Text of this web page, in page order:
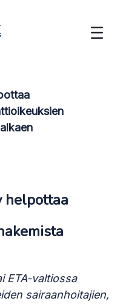
helpottaa
ETA-valtiossa
sairaanhoitajien,